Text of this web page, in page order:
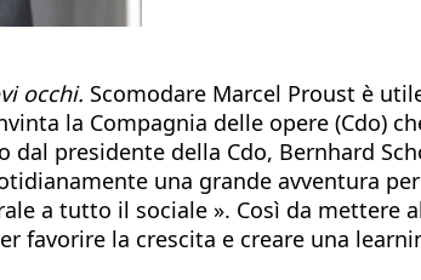
occhi. Scomodare Marcel Proust è
la Compagnia delle opere (Cdo)
presidente della Cdo, Bernhard
una grande avventura
a tutto il sociale ». Così da mettere
favorire la crescita e creare una